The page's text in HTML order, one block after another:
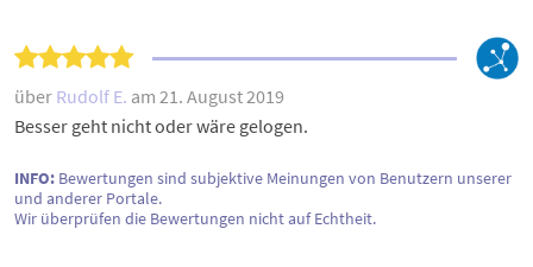
über Rudolf E. am 21. August 2019
Besser geht nicht oder wäre gelogen.
INFO: Bewertungen sind subjektive Meinungen von Benutzern unserer
und anderer Portale.
Wir überprüfen die Bewertungen nicht auf Echtheit.